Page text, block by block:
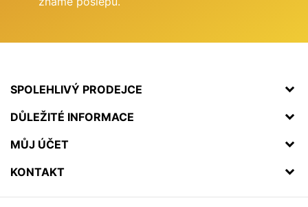
SPOLEHLIVÝ PRODEJCE
DŮLEŽITÉ INFORMACE
MŮJ ÚČET
KONTAKT